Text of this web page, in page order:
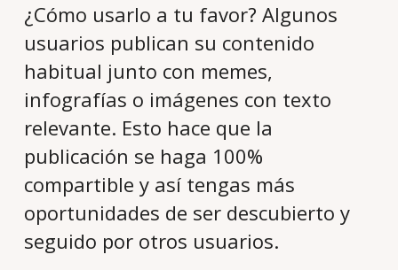
¿Cómo usarlo a tu favor? Algunos
usuarios publican su contenido
habitual junto con memes,
infografías o imágenes con texto
relevante. Esto hace que la
publicación se haga 100%
compartible y así tengas más
oportunidades de ser descubierto y
seguido por otros usuarios.